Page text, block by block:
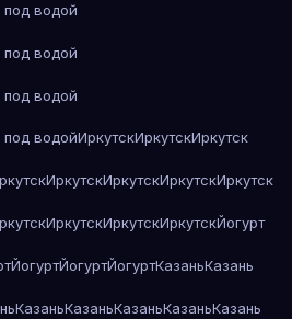
водой
водой
водой
водойИркутскИркутскИркутск
ИркутскИркутскИркутскИркутск
ИркутскИркутскИркутскЙогурт
ЙогуртЙогуртЙогуртКазаньКазань
КазаньКазаньКазаньКазаньКазань